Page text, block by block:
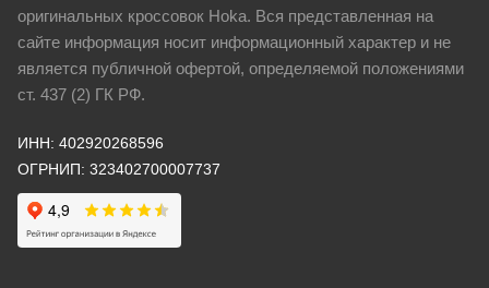
оригинальных кроссовок Hoka. Вся представленная на
сайте информация носит информационный характер и не
является публичной офертой, определяемой положениями
ст. 437 (2) ГК РФ.
ИНН: 402920268596
ОГРНИП: 323402700007737